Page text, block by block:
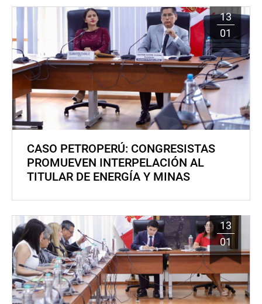
13
01
CASO PETROPERÚ: CONGRESISTAS
PROMUEVEN INTERPELACIÓN AL
TITULAR DE ENERGÍA Y MINAS
13
01